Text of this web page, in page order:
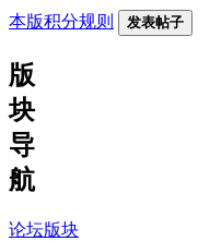
本版积分规则 发表帖子
版
块
导
航
论坛版块